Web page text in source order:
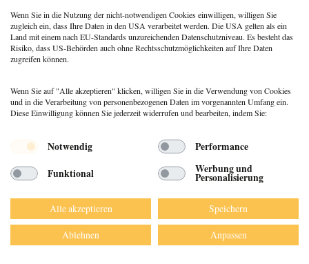
IMPRESSUM
AGB
Wenn Sie in die Nutzung der nicht-notwendigen Cookies einwilligen, willigen Sie
zugleich ein, dass Ihre Daten in den USA verarbeitet werden. Die USA gelten als ein
Land mit einem nach EU-Standards unzureichenden Datenschutzniveau. Es besteht das
Risiko, dass US-Behörden auch ohne Rechtsschutzmöglichkeiten auf Ihre Daten
zugreifen können.
Wenn Sie auf "Alle akzeptieren" klicken, willigen Sie in die Verwendung von Cookies
und in die Verarbeitung von personenbezogenen Daten im vorgenannten Umfang ein.
Diese Einwilligung können Sie jederzeit widerrufen und bearbeiten, indem Sie:
Notwendig
Performance
Funktional
Werbung und
Personalisierung
Alle akzeptieren
Speichern
Ablehnen
Anpassen